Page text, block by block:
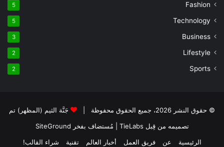
Fashion
5
Technology
5
Business
3
Lifestyle
2
Sports
2
© حقوق النشر 2026، جميع الحقوق محفوظة |
جَنَّة الثيم (المظهر) تم
تصميمه من قِبل TieLabs
| مُستضاف بفخر SiteGround
الرئيسية
عن فريق العمل أخبار العالم تقنية شراء القالب!